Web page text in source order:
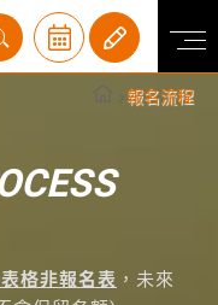
報名流程
格非報名表 ，未來